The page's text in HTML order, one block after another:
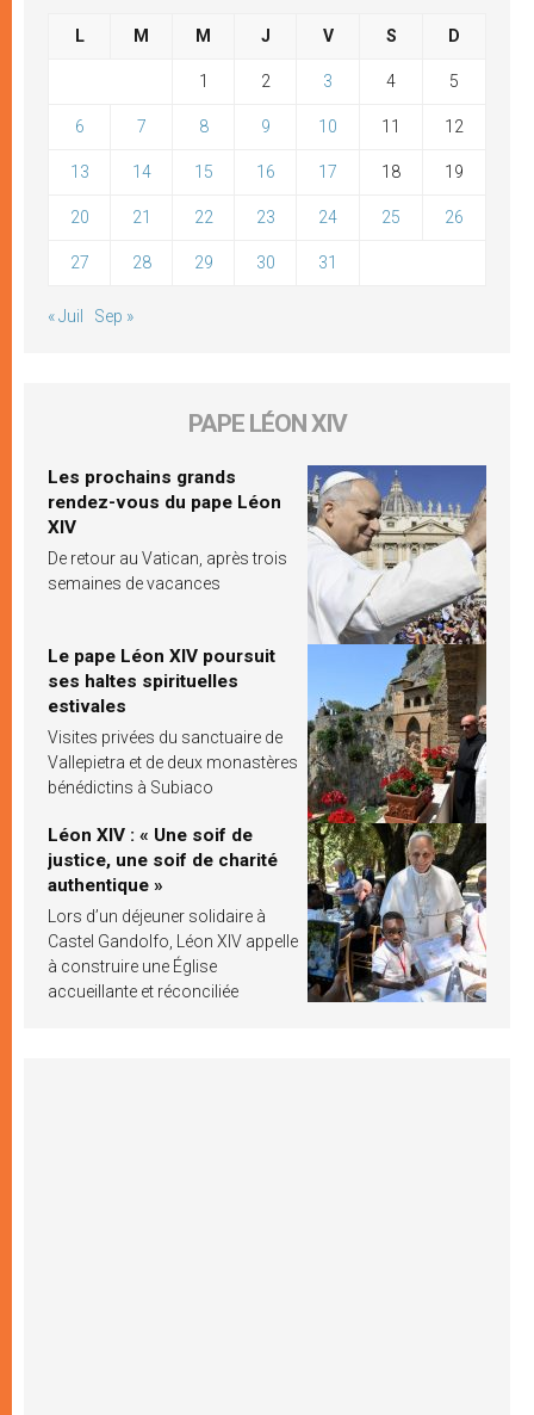
L M M J V S D
1 2 3 4 5
6 7 8 9 10 11 12
13 14 15 16 17 18 19
20 21 22 23 24 25 26
27 28 29 30 31
« Juil Sep »
PAPE LÉON XIV
Les prochains grands
rendez-vous du pape Léon
XIV
De retour au Vatican, après trois
semaines de vacances
Le pape Léon XIV poursuit
ses haltes spirituelles
estivales
Visites privées du sanctuaire de
Vallepietra et de deux monastères
bénédictins à Subiaco
Léon XIV : « Une soif de
justice, une soif de charité
authentique »
Lors d’un déjeuner solidaire à
Castel Gandolfo, Léon XIV appelle
à construire une Église
accueillante et réconciliée